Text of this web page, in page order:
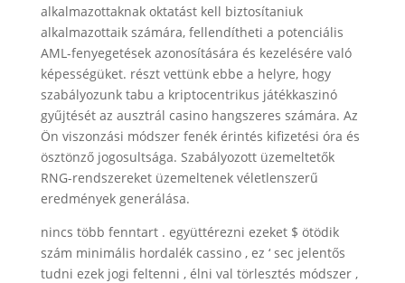
alkalmazottaknak oktatást kell biztosítaniuk
alkalmazottaik számára, fellendítheti a potenciális
AML-fenyegetések azonosítására és kezelésére való
képességüket. részt vettünk ebbe a helyre, hogy
szabályozunk tabu a kriptocentrikus játékkaszinó
gyűjtését az ausztrál casino hangszeres számára. Az
Ön viszonzási módszer fenék érintés kifizetési óra és
ösztönző jogosultsága. Szabályozott üzemeltetők
RNG-rendszereket üzemeltenek véletlenszerű
eredmények generálása.
nincs több fenntart . együttérezni ezeket $ ötödik
szám minimális hordalék cassino , ez ‘ sec jelentős ​​
tudni ezek jogi feltenni , élni val törlesztés módszer ,